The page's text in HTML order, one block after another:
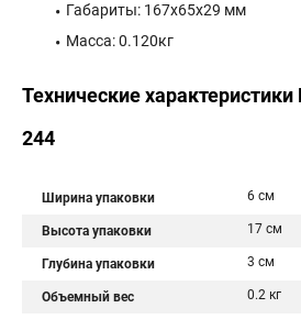
Габариты: 167x65x29 мм
Масса: 0.120кг
Технические
244
Ширина упаковки 6 см
Высота упаковки 17 см
Глубина упаковки 3 см
Объемный вес 0.2 кг